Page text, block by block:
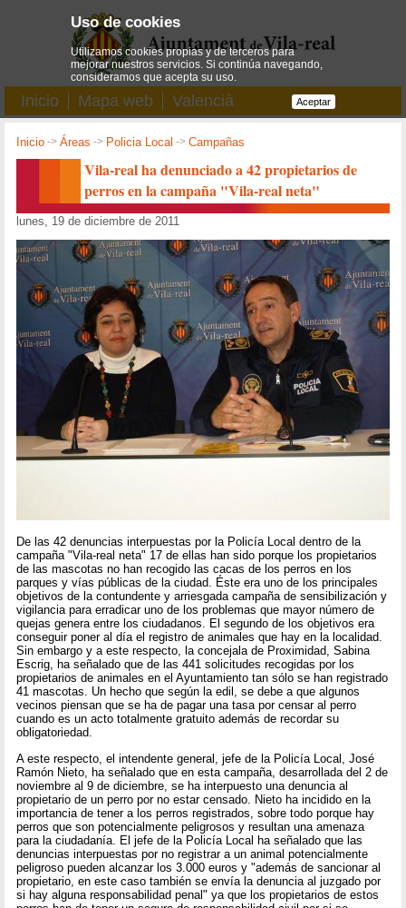
Inicio Mapa web Valencià
Inicio ->Áreas -> Policia Local ->Campañas
Vila-real ha denunciado a 42 propietarios de
perros en la campaña "Vila-real neta"
lunes, 19 de diciembre de 2011
De las 42 denuncias interpuestas por la Policía Local dentro de la
campaña "Vila-real neta" 17 de ellas han sido porque los propietarios
de las mascotas no han recogido las cacas de los perros en los
parques y vías públicas de la ciudad. Éste era uno de los principales
objetivos de la contundente y arriesgada campaña de sensibilización y
vigilancia para erradicar uno de los problemas que mayor número de
quejas genera entre los ciudadanos. El segundo de los objetivos era
conseguir poner al día el registro de animales que hay en la localidad.
Sin embargo y a este respecto, la concejala de Proximidad, Sabina
Escrig, ha señalado que de las 441 solicitudes recogidas por los
propietarios de animales en el Ayuntamiento tan sólo se han registrado
41 mascotas. Un hecho que según la edil, se debe a que algunos
vecinos piensan que se ha de pagar una tasa por censar al perro
cuando es un acto totalmente gratuito además de recordar su
obligatoriedad.
A este respecto, el intendente general, jefe de la Policía Local, José
Ramón Nieto, ha señalado que en esta campaña, desarrollada del 2 de
noviembre al 9 de diciembre, se ha interpuesto una denuncia al
propietario de un perro por no estar censado. Nieto ha incidido en la
importancia de tener a los perros registrados, sobre todo porque hay
perros que son potencialmente peligrosos y resultan una amenaza
para la ciudadanía. El jefe de la Policía Local ha señalado que las
denuncias interpuestas por no registrar a un animal potencialmente
peligroso pueden alcanzar los 3.000 euros y "además de sancionar al
propietario, en este caso también se envía la denuncia al juzgado por
si hay alguna responsabilidad penal" ya que los propietarios de estos
Uso de cookies
Utilizamos cookies propias y de terceros para
mejorar nuestros servicios. Si continúa navegando,
consideramos que acepta su uso.
Aceptar